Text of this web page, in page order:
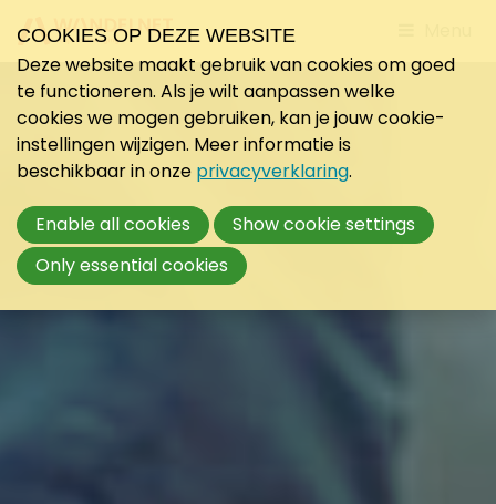
to
COOKIES OP DEZE WEBSITE
Deze website maakt gebruik van cookies om goed
te functioneren. Als je wilt aanpassen welke
cookies we mogen gebruiken, kan je jouw cookie-
instellingen wijzigen. Meer informatie is
beschikbaar in onze privacyverklaring.
Enable all cookies
Show cookie settings
Only essential cookies